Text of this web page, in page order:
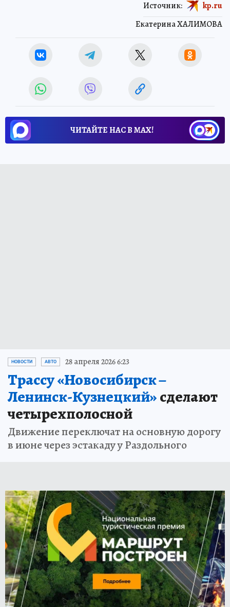
Екатерина ХАЛИМОВА
Источник: kp.ru
ЧИТАЙТЕ НАС В МАХ!
НОВОСТИ АВТО 28 апреля 2026 6:23
Трассу «Новосибирск –
Ленинск-Кузнецкий»сделают
четырехполосной
Движение переключат на основную дорогу
в июне через эстакаду у Раздольного